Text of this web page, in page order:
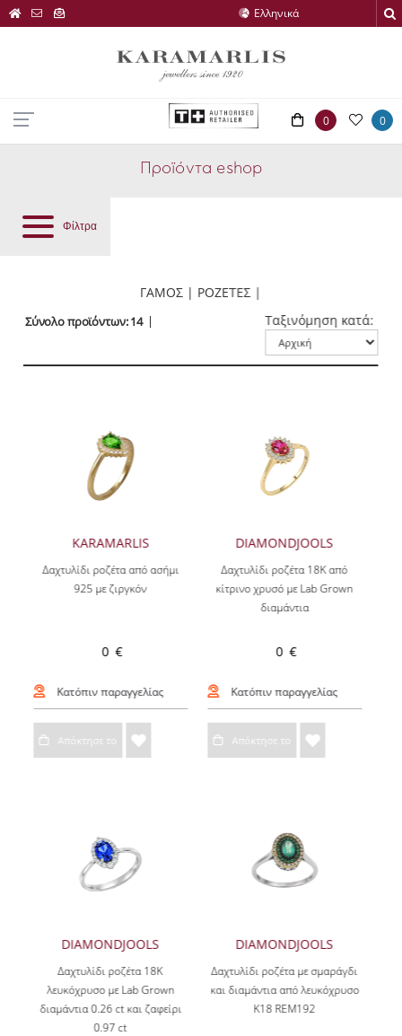
0 0
Προϊόντα eshop
Φίλτρα
ΓΑΜΟΣ | ΡΟΖΕΤΕΣ |
Σύνολο προϊόντων: 14 Ταξινόμηση κατά:
KARAMARLIS
Δαχτυλίδι ροζέτα από ασήμι
925 με ζιργκόν
0 €
Κατόπιν παραγγελίας
Απόκτησε το
DIAMONDJOOLS
Δαχτυλίδι ροζέτα 18Κ από
κίτρινο χρυσό με Lab Grown
διαμάντια
0 €
Κατόπιν παραγγελίας
Απόκτησε το
DIAMONDJOOLS
Δαχτυλίδι ροζέτα 18Κ
λευκόχρυσο με Lab Grown
διαμάντια 0.26 ct και ζαφείρι
0.97 ct
DIAMONDJOOLS
Δαχτυλίδι ροζέτα με σμαράγδι
και διαμάντια από λευκόχρυσο
Κ18 REM192